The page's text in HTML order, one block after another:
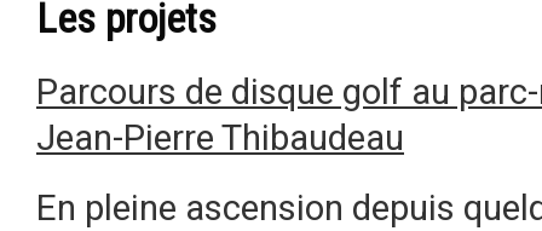
Les projets
Parcours de disque golf au
Jean-Pierre Thibaudeau
En pleine ascension depuis